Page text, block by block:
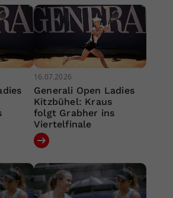
16.07.2026
Generali Open Ladies
Kitzbühel: Kraus
folgt Grabher ins
Viertelfinale